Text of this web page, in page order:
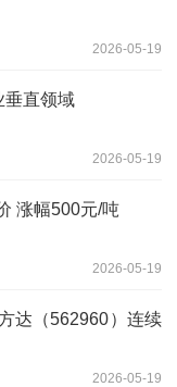
2026-05-19
垂直领域
2026-05-19
涨幅500元/吨
2026-05-19
达（562960）连续
2026-05-19